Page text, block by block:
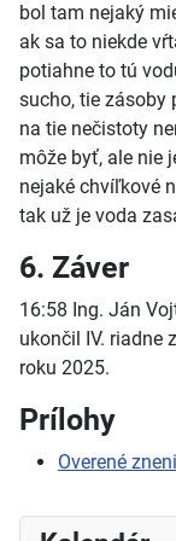
bol tam nejaký
ak sa to niekde
potiahne to tú
sucho, tie zásoby
na tie nečistoty
môže byť, ale nie
nejaké chvíľkové
tak už je voda
6. Záver
16:58 Ing. Ján
ukončil IV. riadne
roku 2025.
Prílohy
Overené